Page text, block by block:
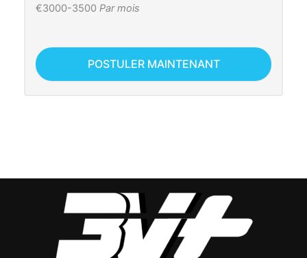
€3000-3500 Par mois
POSTULER MAINTENANT